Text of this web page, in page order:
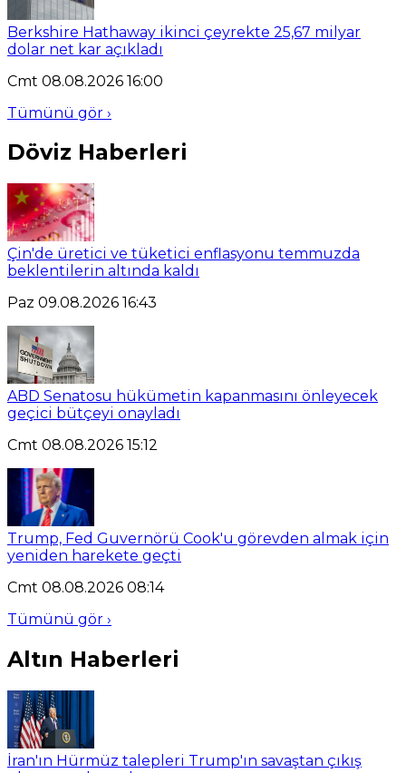
Berkshire Hathaway ikinci çeyrekte 25,67 milyar
dolar net kar açıkladı
Cmt 08.08.2026 16:00
Tümünü gör ›
Döviz Haberleri
Çin'de üretici ve tüketici enflasyonu temmuzda
beklentilerin altında kaldı
Paz 09.08.2026 16:43
ABD Senatosu hükümetin kapanmasını önleyecek
geçici bütçeyi onayladı
Cmt 08.08.2026 15:12
Trump, Fed Guvernörü Cook'u görevden almak için
yeniden harekete geçti
Cmt 08.08.2026 08:14
Tümünü gör ›
Altın Haberleri
İran'ın Hürmüz talepleri Trump'ın savaştan çıkış